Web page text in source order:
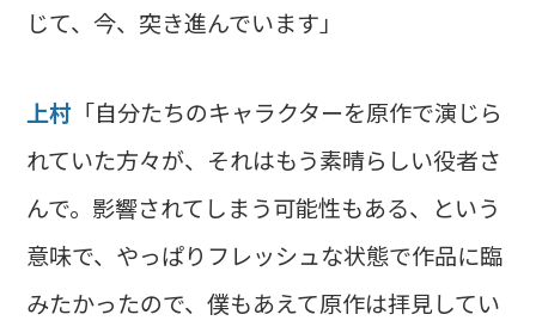
じて、今、突き進んでいます」
上村 「自分たちのキャラクターを原作で演じら
れていた方々が、それはもう素晴らしい役者さ
んで。影響されてしまう可能性もある、という
意味で、やっぱりフレッシュな状態で作品に臨
みたかったので、僕もあえて原作は拝見してい